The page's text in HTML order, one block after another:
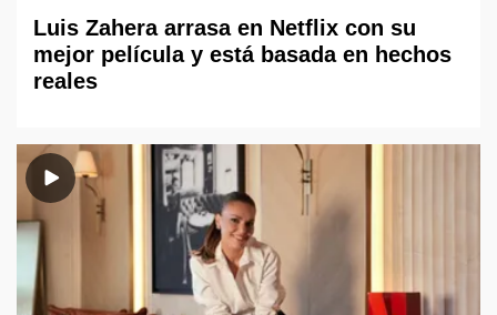
Luis Zahera arrasa en Netflix con su
mejor película y está basada en hechos
reales